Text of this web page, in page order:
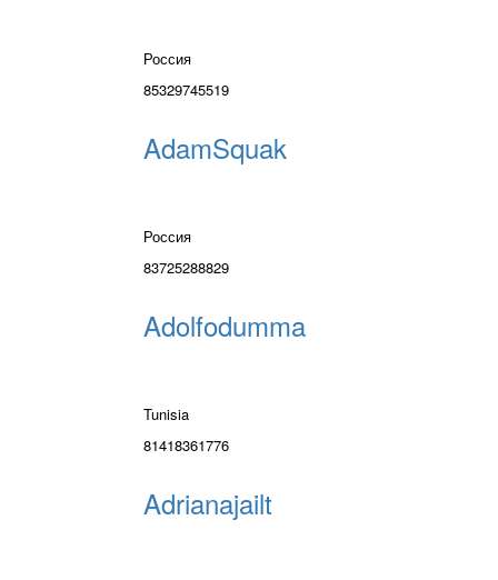
Россия
85329745519
AdamSquak
Россия
83725288829
Adolfodumma
Tunisia
81418361776
Adrianajailt